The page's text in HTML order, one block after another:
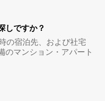
しですか？
の宿泊先、および社宅
のマンション・アパート